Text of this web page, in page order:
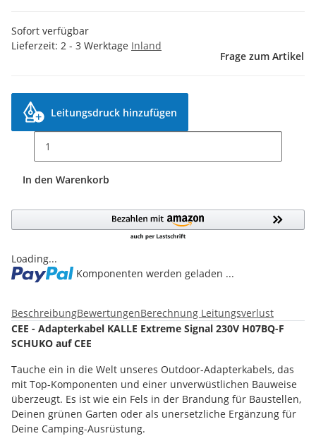
Sofort verfügbar
Lieferzeit: 2 - 3 Werktage Inland
Frage zum Artikel
Leitungsdruck hinzufügen
In den Warenkorb
Loading...
Komponenten werden geladen ...
BeschreibungBewertungenBerechnung Leitungsverlust
CEE - Adapterkabel KALLE Extreme Signal 230V H07BQ-F
SCHUKO auf CEE
Tauche ein in die Welt unseres Outdoor-Adapterkabels, das
mit Top-Komponenten und einer unverwüstlichen Bauweise
überzeugt. Es ist wie ein Fels in der Brandung für Baustellen,
Deinen grünen Garten oder als unersetzliche Ergänzung für
Deine Camping-Ausrüstung.